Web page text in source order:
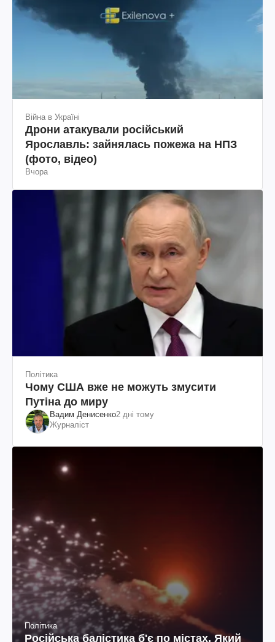
Війна в Україні
Дрони атакували російський
Ярославль: зайнялась пожежа на НПЗ
(фото, відео)
Вчора
Політика
Чому США вже не можуть змусити
Путіна до миру
Вадим Денисенко2 дні тому
Журналіст
Політика
Російська балістика б'є по містах. Який